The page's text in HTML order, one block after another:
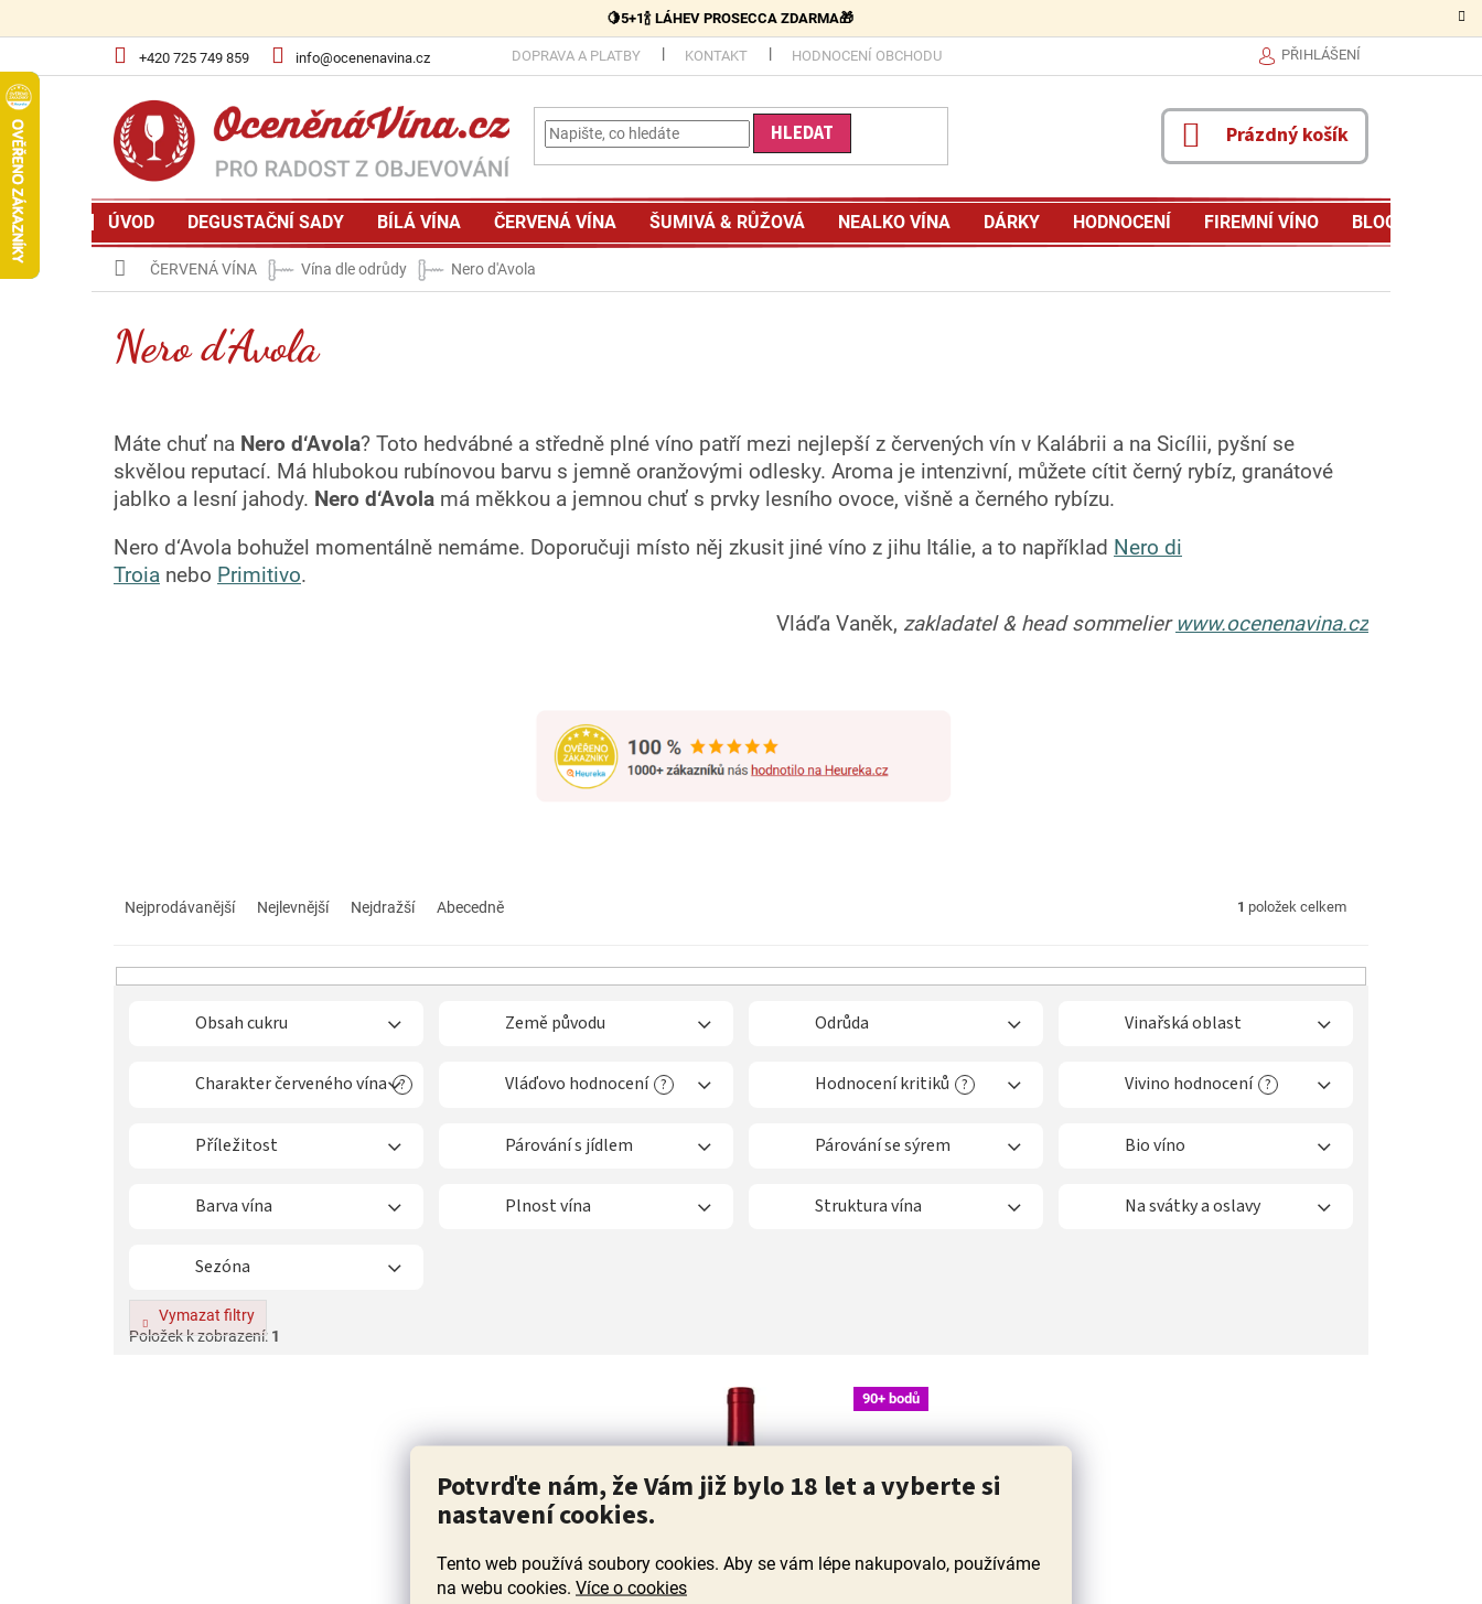
Potvrďte nám, že Vám již bylo 18 let a vyberte si
nastavení cookies.
Tento web používá soubory cookies. Aby se vám lépe nakupovalo, používáme
na webu cookies. Více o cookies
🍋5+1🍾 LÁHEV PROSECCA ZDARMA🎁
+420 725 749 859 info@ocenenavina.cz DOPRAVA A PLATBY KONTAKT HODNOCENÍ OBCHODU PŘIHLÁŠENÍ
HLEDAT
NÁKUPNÍ
KOŠÍK
Prázdný košík
ÚVOD DEGUSTAČNÍ SADY BÍLÁ VÍNA ČERVENÁ VÍNA ŠUMIVÁ & RŮŽOVÁ NEALKO VÍNA DÁRKY FIREMNÍ VÍNO
HODNOCENÍ BLOG
Domů
ČERVENÁ VÍNA Vína dle odrůdy Nero d'Avola
Nero d'Avola
Máte chuť na Nero d‘Avola? Toto hedvábné a středně plné víno patří mezi nejlepší z červených vín v Kalábrii a na Sicílii, pyšní se
skvělou reputací. Má hlubokou rubínovou barvu s jemně oranžovými odlesky. Aroma je intenzivní, můžete cítit černý rybíz, granátové
jablko a lesní jahody. Nero d‘Avola má měkkou a jemnou chuť s prvky lesního ovoce, višně a černého rybízu.
Nero d‘Avola bohužel momentálně nemáme. Doporučuji místo něj zkusit jiné víno z jihu Itálie, a to například Nero di
Troia nebo Primitivo.
Vláďa Vaněk, zakladatel & head sommelier www.ocenenavina.cz
n
Nejprodávanější Nejlevnější Nejdražší Abecedně 1 položek celkem
Obsah cukru Země původu Odrůda Vinařská oblast
Charakter červeného vína ? Vláďovo hodnocení ? Hodnocení kritiků ? Vivino hodnocení ?
Příležitost Párování s jídlem Párování se sýrem Bio víno
Barva vína Plnost vína Struktura vína Na svátky a oslavy
Sezóna
Vymazat filtry
Položek k zobrazení: 1
90+ bodů